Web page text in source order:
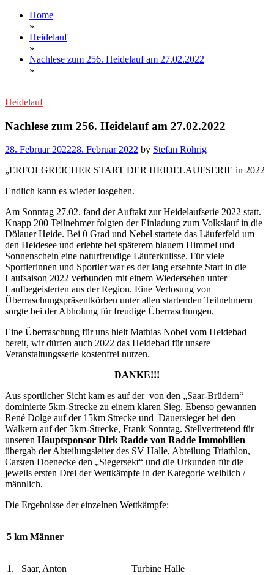
Home
»
Heidelauf
»
Nachlese zum 256. Heidelauf am 27.02.2022
»
Heidelauf
Nachlese zum 256. Heidelauf am 27.02.2022
28. Februar 202228. Februar 2022 by Stefan Röhrig
„ERFOLGREICHER START DER HEIDELAUFSERIE in 2022
Endlich kann es wieder losgehen.
Am Sonntag 27.02. fand der Auftakt zur Heidelaufserie 2022 statt.
Knapp 200 Teilnehmer folgten der Einladung zum Volkslauf in die
Dölauer Heide. Bei 0 Grad und Nebel startete das Läuferfeld um
den Heidesee und erlebte bei späterem blauem Himmel und
Sonnenschein eine naturfreudige Läuferkulisse. Für viele
Sportlerinnen und Sportler war es der lang ersehnte Start in die
Laufsaison 2022 verbunden mit einem Wiedersehen unter
Laufbegeisterten aus der Region. Eine Verlosung von
Überraschungspräsentkörben unter allen startenden Teilnehmern
sorgte bei der Abholung für freudige Überraschungen.
Eine Überraschung für uns hielt Mathias Nobel vom Heidebad
bereit, wir dürfen auch 2022 das Heidebad für unsere
Veranstaltungsserie kostenfrei nutzen.
DANKE!!!
Aus sportlicher Sicht kam es auf der von den „Saar-Brüdern“
dominierte 5km-Strecke zu einem klaren Sieg. Ebenso gewannen
René Dolge auf der 15km Strecke und Dauersieger bei den
Walkern auf der 5km-Strecke, Frank Sonntag. Stellvertretend für
unseren Hauptsponsor Dirk Radde von Radde Immobilien
übergab der Abteilungsleiter des SV Halle, Abteilung Triathlon,
Carsten Doenecke den „Siegersekt“ und die Urkunden für die
jeweils ersten Drei der Wettkämpfe in der Kategorie weiblich /
männlich.
Die Ergebnisse der einzelnen Wettkämpfe:
5 km Männer
1. Saar, Anton Turbine Halle